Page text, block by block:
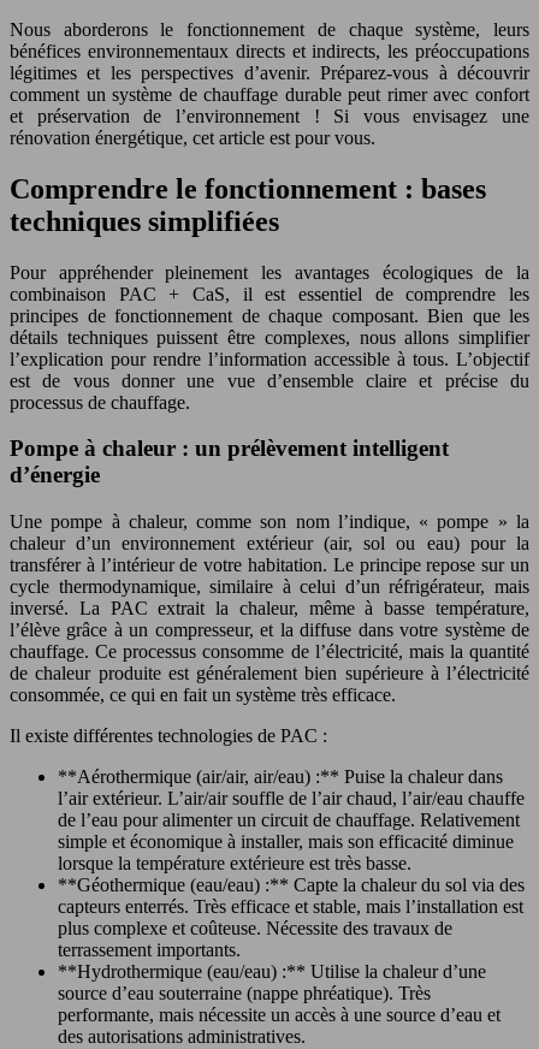
Nous aborderons le fonctionnement de chaque système, leurs
bénéfices environnementaux directs et indirects, les préoccupations
légitimes et les perspectives d’avenir. Préparez-vous à découvrir
comment un système de chauffage durable peut rimer avec confort
et préservation de l’environnement ! Si vous envisagez une
rénovation énergétique, cet article est pour vous.
Comprendre le fonctionnement : bases
techniques simplifiées
Pour appréhender pleinement les avantages écologiques de la
combinaison PAC + CaS, il est essentiel de comprendre les
principes de fonctionnement de chaque composant. Bien que les
détails techniques puissent être complexes, nous allons simplifier
l’explication pour rendre l’information accessible à tous. L’objectif
est de vous donner une vue d’ensemble claire et précise du
processus de chauffage.
Pompe à chaleur : un prélèvement intelligent
d’énergie
Une pompe à chaleur, comme son nom l’indique, « pompe » la
chaleur d’un environnement extérieur (air, sol ou eau) pour la
transférer à l’intérieur de votre habitation. Le principe repose sur un
cycle thermodynamique, similaire à celui d’un réfrigérateur, mais
inversé. La PAC extrait la chaleur, même à basse température,
l’élève grâce à un compresseur, et la diffuse dans votre système de
chauffage. Ce processus consomme de l’électricité, mais la quantité
de chaleur produite est généralement bien supérieure à l’électricité
consommée, ce qui en fait un système très efficace.
Il existe différentes technologies de PAC :
**Aérothermique (air/air, air/eau) :** Puise la chaleur dans
l’air extérieur. L’air/air souffle de l’air chaud, l’air/eau chauffe
de l’eau pour alimenter un circuit de chauffage. Relativement
simple et économique à installer, mais son efficacité diminue
lorsque la température extérieure est très basse.
**Géothermique (eau/eau) :** Capte la chaleur du sol via des
capteurs enterrés. Très efficace et stable, mais l’installation est
plus complexe et coûteuse. Nécessite des travaux de
terrassement importants.
**Hydrothermique (eau/eau) :** Utilise la chaleur d’une
source d’eau souterraine (nappe phréatique). Très
performante, mais nécessite un accès à une source d’eau et
des autorisations administratives.